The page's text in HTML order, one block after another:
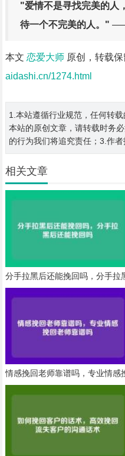
"爱情不是寻找完美的人
待一个不完美的人。"
本文 恋爱大师原创，转载保
aidashi.cn/1274.html
1.本站遵循行业规范，任何转
本站的原创文章，请转载时务
的行为我们将追究责任；3.作
相关文章
分手拉黑后还能挽回吗，分手拉
后还能挽回吗
情感挽回老师靠谱吗，专业情感
回老师靠谱吗